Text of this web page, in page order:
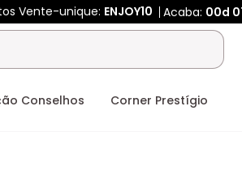
Vente-unique: ENJOY10 Acaba: 00d
Conselhos Corner Prestígio